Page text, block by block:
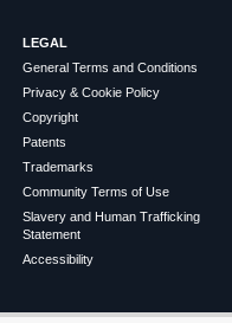
LEGAL
General Terms and Conditions
Privacy & Cookie Policy
Copyright
Patents
Trademarks
Community Terms of Use
Slavery and Human Trafficking
Statement
Accessibility